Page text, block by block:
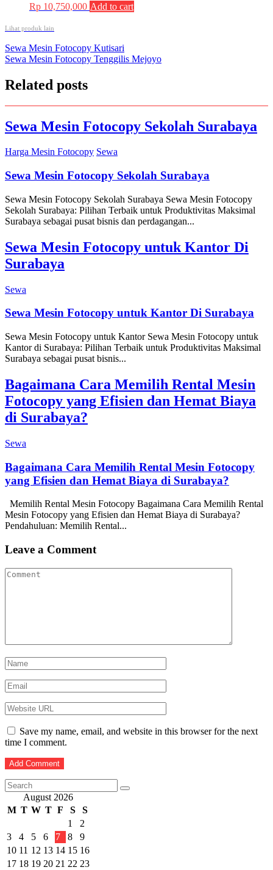
Rp 10,750,000 Add to cart
Lihat produk lain
Post
navigation
Sewa Mesin Fotocopy Kutisari
Sewa Mesin Fotocopy Tenggilis Mejoyo
Related posts
Sewa Mesin Fotocopy Sekolah Surabaya
Harga Mesin Fotocopy Sewa
Sewa Mesin Fotocopy Sekolah Surabaya
Sewa Mesin Fotocopy Sekolah Surabaya Sewa Mesin Fotocopy
Sekolah Surabaya: Pilihan Terbaik untuk Produktivitas Maksimal
Surabaya sebagai pusat bisnis dan perdagangan...
Sewa Mesin Fotocopy untuk Kantor Di
Surabaya
Sewa
Sewa Mesin Fotocopy untuk Kantor Di Surabaya
Sewa Mesin Fotocopy untuk Kantor Sewa Mesin Fotocopy untuk
Kantor di Surabaya: Pilihan Terbaik untuk Produktivitas Maksimal
Surabaya sebagai pusat bisnis...
Bagaimana Cara Memilih Rental Mesin
Fotocopy yang Efisien dan Hemat Biaya
di Surabaya?
Sewa
Bagaimana Cara Memilih Rental Mesin Fotocopy
yang Efisien dan Hemat Biaya di Surabaya?
Memilih Rental Mesin Fotocopy Bagaimana Cara Memilih Rental
Mesin Fotocopy yang Efisien dan Hemat Biaya di Surabaya?
Pendahuluan: Memilih Rental...
Leave a Comment
Save my name, email, and website in this browser for the next
time I comment.
August 2026
M T W T F S
S
1
2
3
4 5 6 7 8
9
10 11 12 13 14 15 16
17 18 19 20 21 22 23